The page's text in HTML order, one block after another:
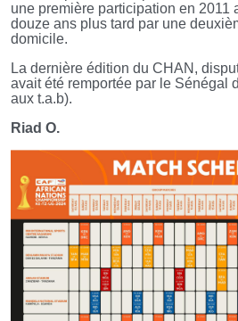
une première participation en 2011
douze ans plus tard par une
domicile.
La dernière édition du CHAN,
avait été remportée par le Sénégal
aux t.a.b).
Riad O.